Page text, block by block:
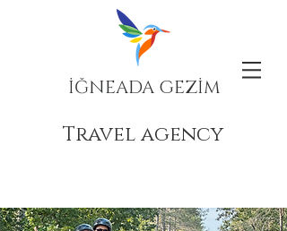
İĞNEADA GEZİM
Travel agency